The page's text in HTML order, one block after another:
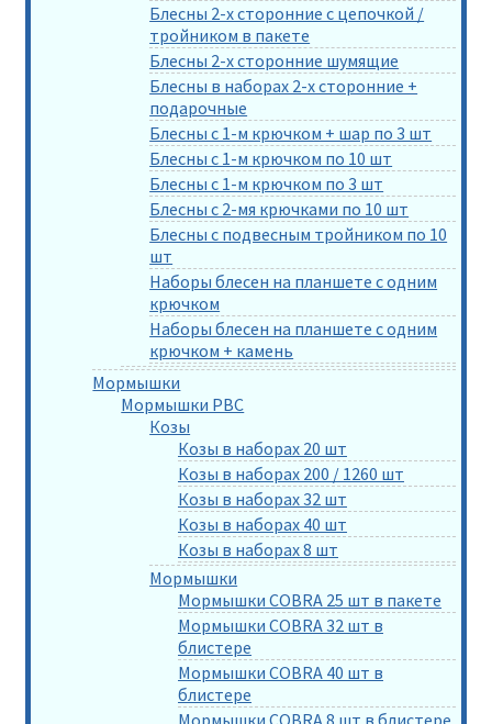
Блесны 2-х сторонние с цепочкой /
тройником в пакете
Блесны 2-х сторонние шумящие
Блесны в наборах 2-х сторонние +
подарочные
Блесны с 1-м крючком + шар по 3 шт
Блесны с 1-м крючком по 10 шт
Блесны с 1-м крючком по 3 шт
Блесны с 2-мя крючками по 10 шт
Блесны с подвесным тройником по 10
шт
Наборы блесен на планшете с одним
крючком
Наборы блесен на планшете с одним
крючком + камень
Мормышки
Мормышки РВС
Козы
Козы в наборах 20 шт
Козы в наборах 200 / 1260 шт
Козы в наборах 32 шт
Козы в наборах 40 шт
Козы в наборах 8 шт
Мормышки
Мормышки COBRA 25 шт в пакете
Мормышки COBRA 32 шт в
блистере
Мормышки COBRA 40 шт в
блистере
Мормышки COBRA 8 шт в блистере